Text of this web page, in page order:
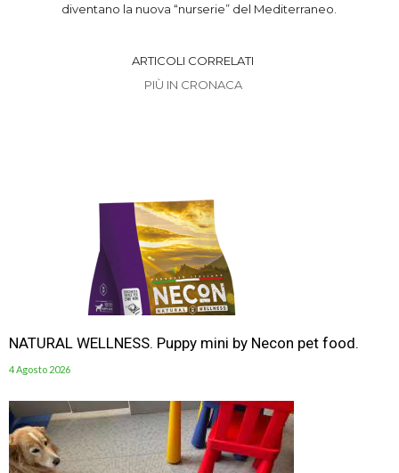
diventano la nuova “nurserie” del Mediterraneo.
ARTICOLI CORRELATI
PIÙ IN CRONACA
NATURAL WELLNESS. Puppy mini by Necon pet food.
4 Agosto 2026